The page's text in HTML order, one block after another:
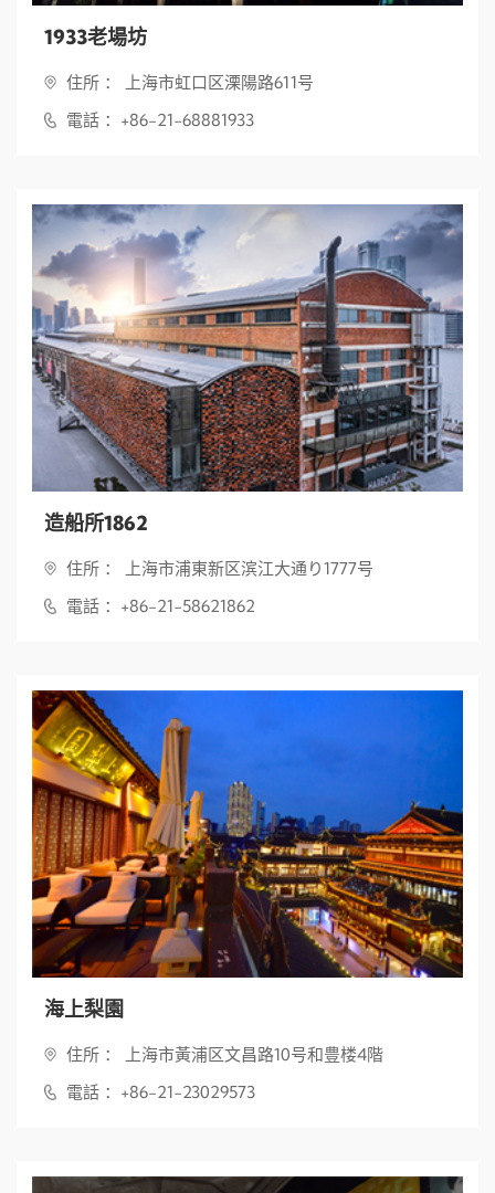
1933老場坊
住所 ： 上海市虹口区溧陽路611号
電話 ：+86-21-68881933
造船所1862
住所 ： 上海市浦東新区滨江大通り1777号
電話 ：+86-21-58621862
海上梨園
住所 ： 上海市黃浦区文昌路10号和豊楼4階
電話 ：+86-21-23029573